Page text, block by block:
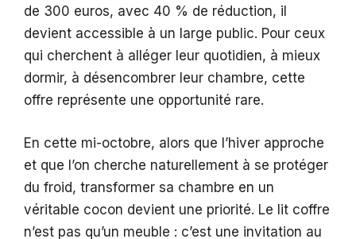
de 300 euros, avec 40 % de réduction, il
devient accessible à un large public. Pour ceux
qui cherchent à alléger leur quotidien, à mieux
dormir, à désencombrer leur chambre, cette
offre représente une opportunité rare.
En cette mi-octobre, alors que l’hiver approche
et que l’on cherche naturellement à se protéger
du froid, transformer sa chambre en un
véritable cocon devient une priorité. Le lit coffre
n’est pas qu’un meuble : c’est une invitation au